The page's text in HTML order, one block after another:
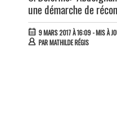
une démarche de
9 MARS 2017 À 16:09- MIS À
PARMATHILDE RÉGIS